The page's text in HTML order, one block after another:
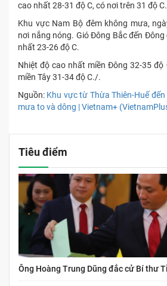
cao nhất 28-31 độ C, có nơi trên 31 độ C.
Khu vực Nam Bộ đêm không mưa,
nơi nắng nóng. Gió Đông Bắc đến
nhất 23-26 độ C.
Nhiệt độ cao nhất miền Đông 32-35 độ
miền Tây 31-34 độ C./.
Nguồn: Khu vực từ Thừa Thiên-Huế
mưa to và dông | Vietnam+
Tiêu điểm
Ông Hoàng Trung Dũng đắc cử Bí thư